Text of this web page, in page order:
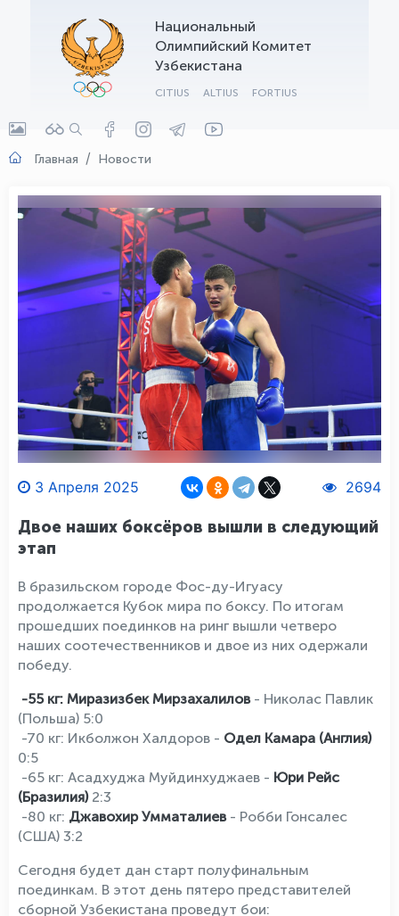
Национальный
Олимпийский Комитет
Узбекистана
CITIUS ALTIUS FORTIUS
Главная Новости
3 Апреля 2025 2694
Двое наших боксёров вышли в следующий
этап
В бразильском городе Фос-ду-Игуасу
продолжается Кубок мира по боксу. По итогам
прошедших поединков на ринг вышли четверо
наших соотечественников и двое из них одержали
победу.
-55 кг: Миразизбек Мирзахалилов- Николас Павлик
(Польша) 5:0
-70 кг: Икболжон Халдоров - Одел Камара (Англия)
0:5
-65 кг: Асадхуджа Муйдинхуджаев - Юри Рейс
(Бразилия)2:3
-80 кг: Джавохир Умматалиев- Робби Гонсалес
(США) 3:2
Сегодня будет дан старт полуфинальным
поединкам. В этот день пятеро представителей
сборной Узбекистана проведут бои:
OLYMPCHIK AI - yordamchi
Онлайн · olympic.uz